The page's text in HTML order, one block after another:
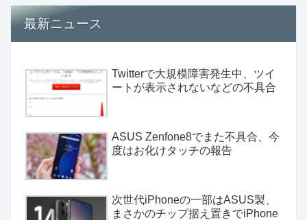
最新ニュース
Twitterで大規模障害発生中、ツイ
ートが表示されないなどの不具合
ASUS Zenfone8でまた不具合、今
度はお化けタッチの報告
次世代iPhoneの一部はASUS製、
まさかのチップ据え置きでiPhone